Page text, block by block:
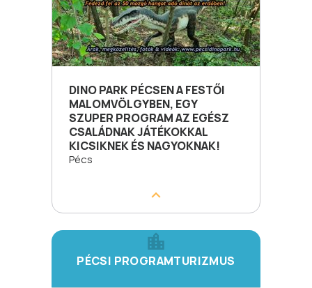
DINO PARK PÉCSEN A FESTŐI
MALOMVÖLGYBEN, EGY
SZUPER PROGRAM AZ EGÉSZ
CSALÁDNAK JÁTÉKOKKAL
KICSIKNEK ÉS NAGYOKNAK!
Pécs
PÉCSI PROGRAMTURIZMUS